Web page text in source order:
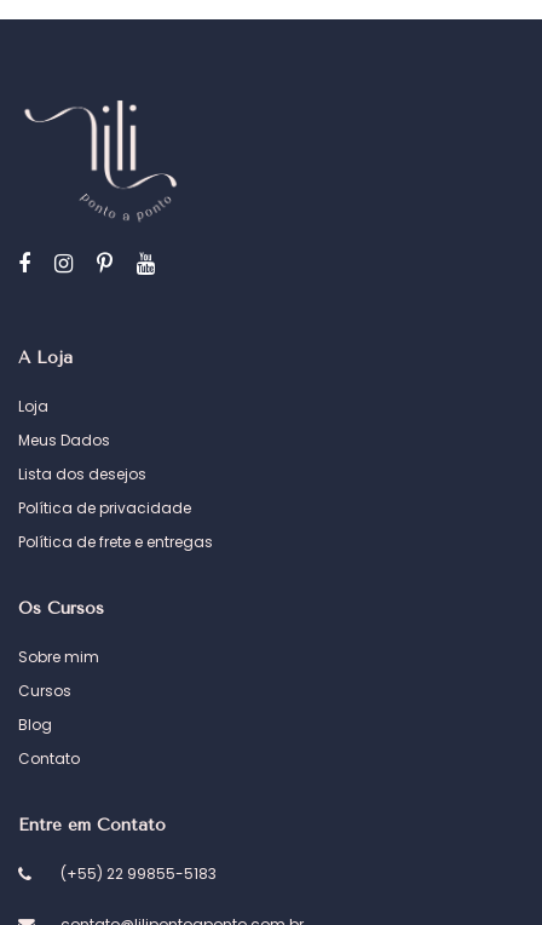
A Loja
Loja
Meus Dados
Lista dos desejos
Política de privacidade
Política de frete e entregas
Os Cursos
Sobre mim
Cursos
Blog
Contato
Entre em Contato
(+55) 22 99855-5183